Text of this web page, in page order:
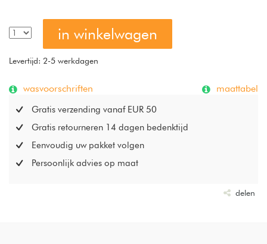
in winkelwagen
Levertijd: 2-5 werkdagen
wasvoorschriften maattabel
Gratis verzending vanaf EUR 50
Gratis retourneren 14 dagen bedenktijd
Eenvoudig uw pakket volgen
Persoonlijk advies op maat
delen